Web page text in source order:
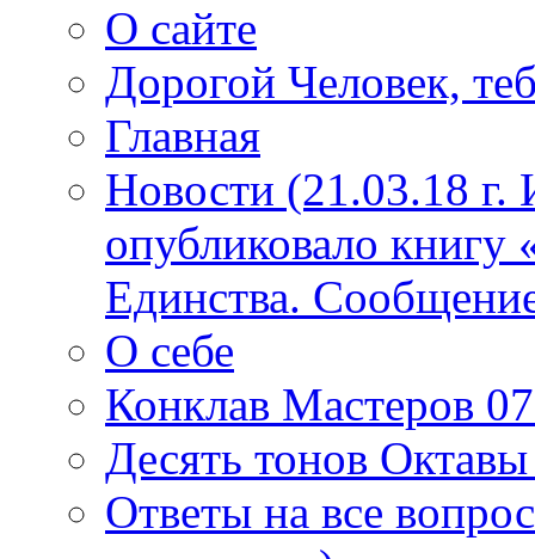
О сайте
Дорогой Человек,
Главная
Новости (21.03.18 г.
опубликовало книгу
Единства.
О себе
Конклав Мастеров
Десять тонов
Ответы на все